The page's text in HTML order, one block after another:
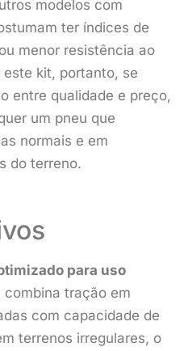
modelos com
ter índices de
menor resistência ao
kit, portanto, se
entre qualidade e preço,
um pneu que
normais e em
do terreno.
para uso
combina tração em
com capacidade de
terrenos irregulares, o